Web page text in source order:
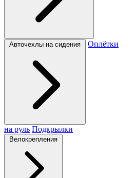
Авточехлы на сидения Оплётки
на руль Подкрылки
Велокрепления